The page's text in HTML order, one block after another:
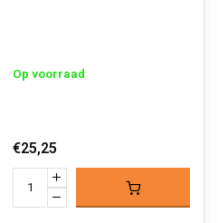
Op voorraad
€25,25